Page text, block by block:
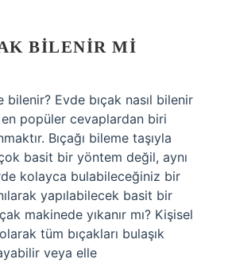
BILENIR MI
bilenir? Evde bıçak nasıl bilenir
popüler cevaplardan biri
Bıçağı bileme taşıyla
basit bir yöntem değil, aynı
kolayca bulabileceğiniz bir
yapılabilecek basit bir
makinede yıkanır mı? Kişisel
tüm bıçakları bulaşık
veya elle